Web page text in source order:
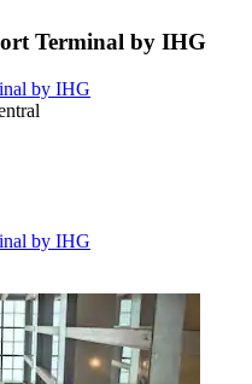
Terminal by IHG
by IHG
by IHG